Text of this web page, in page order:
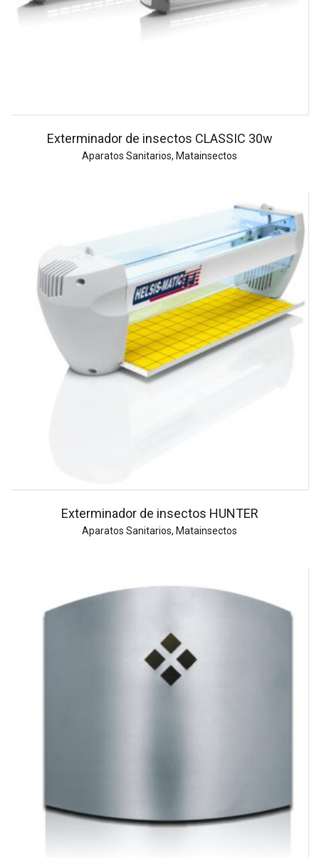
Exterminador de insectos CLASSIC 30w
Aparatos Sanitarios, Matainsectos
Exterminador de insectos HUNTER
Aparatos Sanitarios, Matainsectos